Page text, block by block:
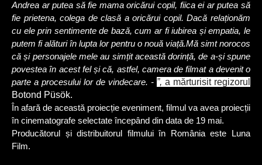
Andrea ar putea să fie mama oricărui copil, fiica ei ar putea să
fie prietena, colega de clasă a oricărui copil. Dacă relaționăm
cu ele prin sentimente de bază, cum ar fi iubirea și empatia, le
putem fi alături în lupta lor pentru o nouă viață.Mă simt norocos
că și personajele mele au simțit această dorință, de a-și spune
povestea în acest fel și că, astfel, camera de filmat a devenit o
parte a procesului lor de vindecare. - ”, a mărturisit regizorul
Botond Püsök.
În afară de această proiecție eveniment, filmul va avea proiecții
în cinematografe selectate începând din data de 19 mai.
Producătorul și distribuitorul filmului în România este Luna
Film.